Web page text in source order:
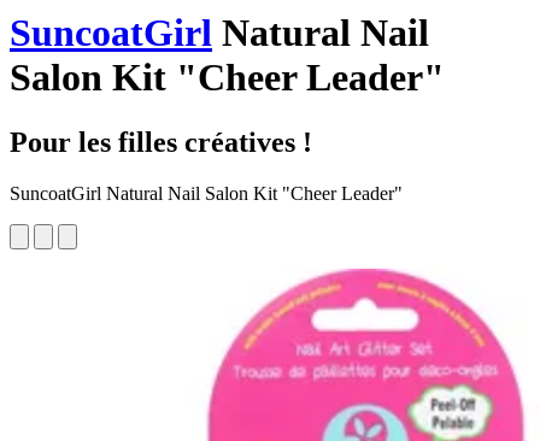
SuncoatGirl Natural Nail
Salon Kit "Cheer Leader"
Pour les filles créatives !
SuncoatGirl Natural Nail Salon Kit "Cheer Leader"